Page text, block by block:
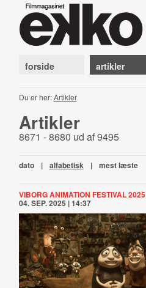
forside artikler
Du er her:Artikler
Artikler
8671 - 8680 ud af 9495
dato | alfabetisk | mest læste
VIBORG ANIMATION FESTIVAL 2025
04. SEP. 2025 | 14:37